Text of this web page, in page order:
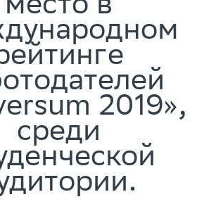
место в
2019»,
среди